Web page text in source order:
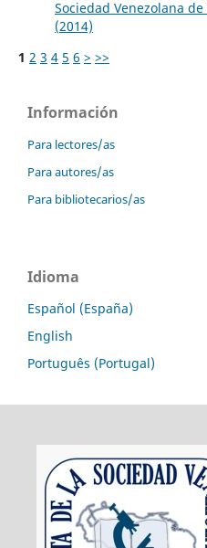
Sociedad Venezolana
(2014)
1 2 3 4 5 6 > >>
Información
Para lectores/as
Para autores/as
Para bibliotecarios/as
Idioma
Español (España)
English
Português (Portugal)